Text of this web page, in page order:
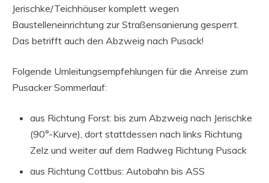
Jerischke/Teichhäuser komplett wegen
Baustelleneinrichtung zur Straßensanierung gesperrt.
Das betrifft auch den Abzweig nach Pusack!
Folgende Umleitungsempfehlungen für die Anreise zum
Pusacker Sommerlauf:
aus Richtung Forst: bis zum Abzweig nach Jerischke
(90°-Kurve), dort stattdessen nach links Richtung
Zelz und weiter auf dem Radweg Richtung Pusack
aus Richtung Cottbus: Autobahn bis ASS